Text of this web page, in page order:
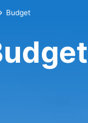
Budget